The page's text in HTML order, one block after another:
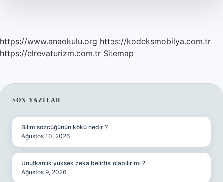
https://www.anaokulu.org https://kodeksmobilya.com.tr
https://elrevaturizm.com.tr Sitemap
SIDEBAR
SON YAZILAR
Bilim sözcüğünün kökü nedir ?
Ağustos 10, 2026
Unutkanlık yüksek zeka belirtisi olabilir mi ?
Ağustos 9, 2026